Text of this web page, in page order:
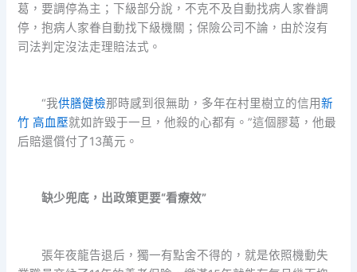
葛，要調停為主；下級部分說，不克不及自動找病人家眷調
停，抱病人家眷自動找下級機關；保險公司不論，由於沒有
司法判定沒法走理賠法式。
“我供膳健檢那時感到很無助，多年在村里樹立的信用新
竹 高血壓就如許毀于一旦，他殺的心都有。”這個膠葛，他最
后賠還償付了13萬元。
缺少兜底，出政策更要“看療效”
張年夜龍告退后，獨一有點舍不得的，就是依照機動失